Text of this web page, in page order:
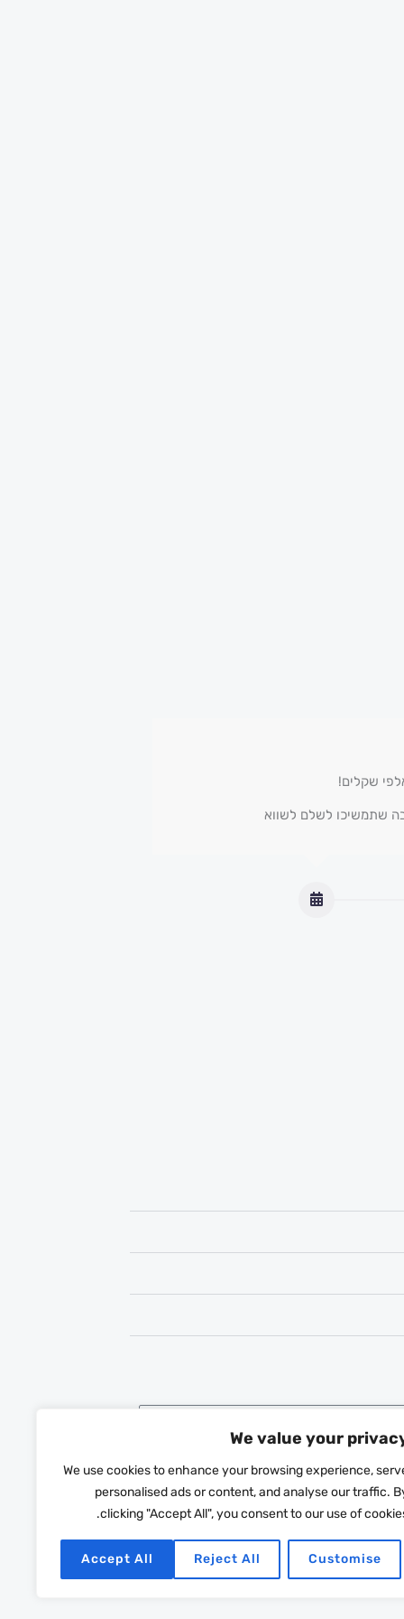
We value your
We use cookies to enhance your browsing experience,
personalised ads or content, and analyse our traffic.
clicking "Accept All", you consent to our use of
Customise
Reject All
Accept All
שקלים!
שתמשיכו לשלם לשווא